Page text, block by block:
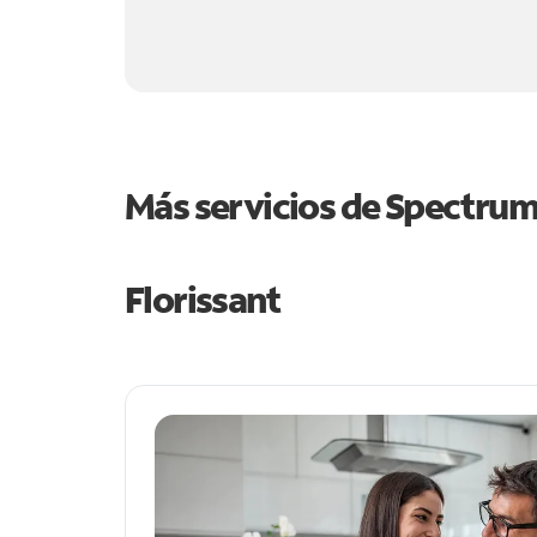
Más servicios de
Florissant